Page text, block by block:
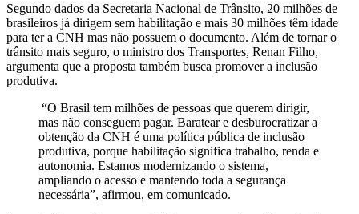
Segundo dados da Secretaria Nacional de Trânsito, 20 milhões de
brasileiros já dirigem sem habilitação e mais 30 milhões têm idade
para ter a CNH mas não possuem o documento. Além de tornar o
trânsito mais seguro, o ministro dos Transportes, Renan Filho,
argumenta que a proposta também busca promover a inclusão
produtiva.
“O Brasil tem milhões de pessoas que querem dirigir,
mas não conseguem pagar. Baratear e desburocratizar a
obtenção da CNH é uma política pública de inclusão
produtiva, porque habilitação significa trabalho, renda e
autonomia. Estamos modernizando o sistema,
ampliando o acesso e mantendo toda a segurança
necessária”, afirmou, em comunicado.